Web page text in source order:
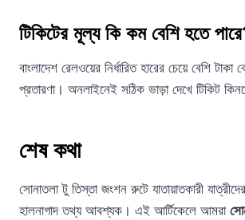
টিকিটের মূল্য কি কম বেশি হতে
বাংলাদেশ রেলওয়ের নির্ধারিত হারের চেয়ে বেশি টাকা
প্রতারণা। অনলাইনেই সঠিক ভাড়া দেখে টিকিট
শেষ কথা
সোনাতলা টু তিস্তা জংশন রুটে যাতায়াতকারী
হালনাগাদ তথ্য আবশ্যক। এই আর্টিকেলে আমরা